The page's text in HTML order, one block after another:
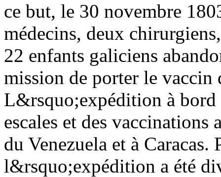
ce but, le 30 novembre
médecins, deux
22 enfants galiciens
mission de porter le vaccin
L&rsquo;expédition à
escales et des
du Venezuela et à
l&rsquo;expédition a été